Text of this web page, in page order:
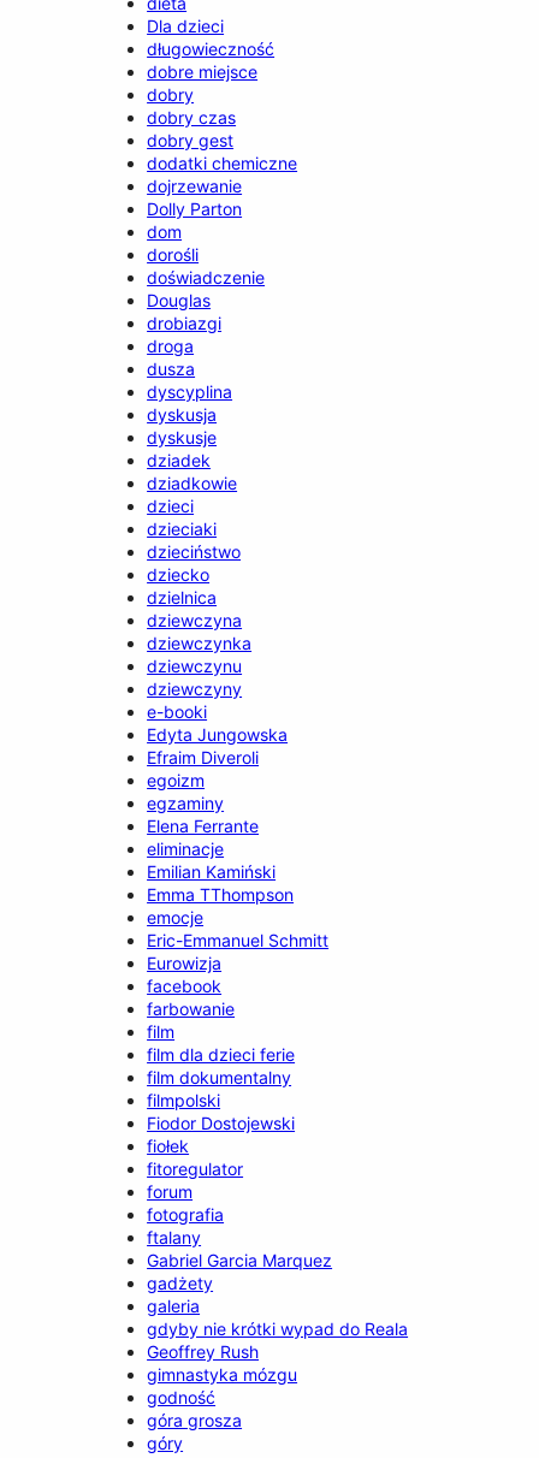
Dla dzieci
długowieczność
dobre miejsce
dobry
dobry czas
dobry gest
dodatki chemiczne
dojrzewanie
Dolly Parton
dom
dorośli
doświadczenie
Douglas
drobiazgi
droga
dusza
dyscyplina
dyskusja
dyskusje
dziadek
dziadkowie
dzieci
dzieciaki
dzieciństwo
dziecko
dzielnica
dziewczyna
dziewczynka
dziewczynu
dziewczyny
e-booki
Edyta Jungowska
Efraim Diveroli
egoizm
egzaminy
Elena Ferrante
eliminacje
Emilian Kamiński
Emma TThompson
emocje
Eric-Emmanuel Schmitt
Eurowizja
facebook
farbowanie
film
film dla dzieci ferie
film dokumentalny
filmpolski
Fiodor Dostojewski
fiołek
fitoregulator
forum
fotografia
ftalany
Gabriel Garcia Marquez
gadżety
galeria
gdyby nie krótki wypad do Reala
Geoffrey Rush
gimnastyka mózgu
godność
góra grosza
góry